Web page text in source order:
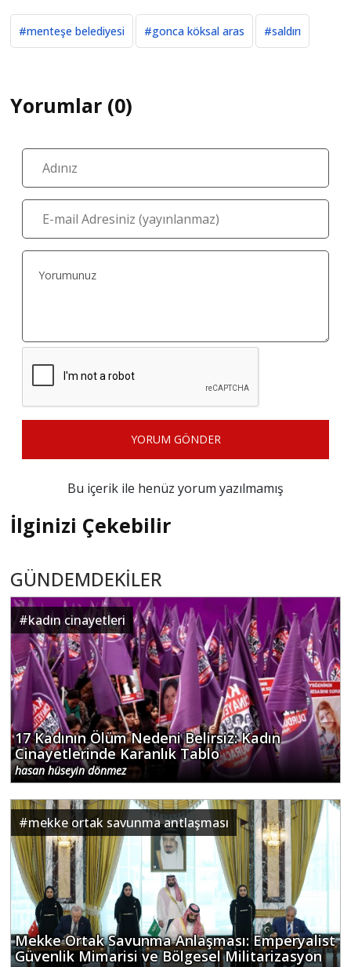
#menteşe belediyesi #gonca köksal aras #saldırı
Yorumlar (0)
YORUM GÖNDER
Bu içerik ile henüz yorum yazılmamış
İlginizi Çekebilir
GÜNDEMDEKİLER
#kadın cinayetleri
17 Kadının Ölüm Nedeni Belirsiz: Kadın
Cinayetlerinde Karanlık Tablo
hasan hüseyin dönmez
#mekke ortak savunma antlaşması
Mekke Ortak Savunma Anlaşması: Emperyalist
Güvenlik Mimarisi ve Bölgesel Militarizasyon